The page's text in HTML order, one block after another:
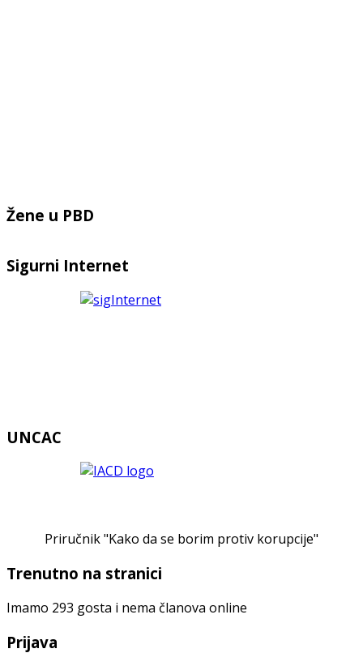
Žene u PBD
Sigurni Internet
UNCAC
Priručnik "Kako da se borim protiv korupcije"
Trenutno na stranici
Imamo 293 gosta i nema članova online
Prijava